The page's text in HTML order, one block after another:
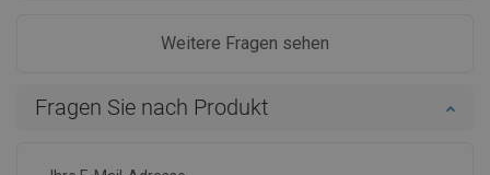
Weitere Fragen sehen
Fragen Sie nach Produkt